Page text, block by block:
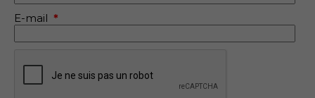
E-mail *